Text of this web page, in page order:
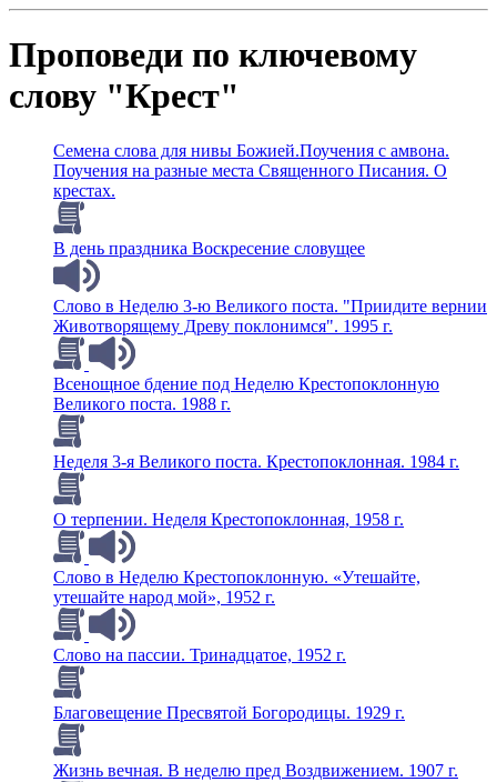
Проповеди по ключевому
слову "Крест"
Семена слова для нивы Божией.Поучения с амвона.
Поучения на разные места Священного Писания. О
крестах.
В день праздника Воскресение словущее
Слово в Неделю 3-ю Великого поста. "Приидите вернии
Животворящему Древу поклонимся". 1995 г.
Всенощное бдение под Неделю Крестопоклонную
Великого поста. 1988 г.
Неделя 3-я Великого поста. Крестопоклонная. 1984 г.
О терпении. Неделя Крестопоклонная, 1958 г.
Слово в Неделю Крестопоклонную. «Утешайте,
утешайте народ мой», 1952 г.
Слово на пассии. Тринадцатое, 1952 г.
Благовещение Пресвятой Богородицы. 1929 г.
Жизнь вечная. В неделю пред Воздвижением. 1907 г.